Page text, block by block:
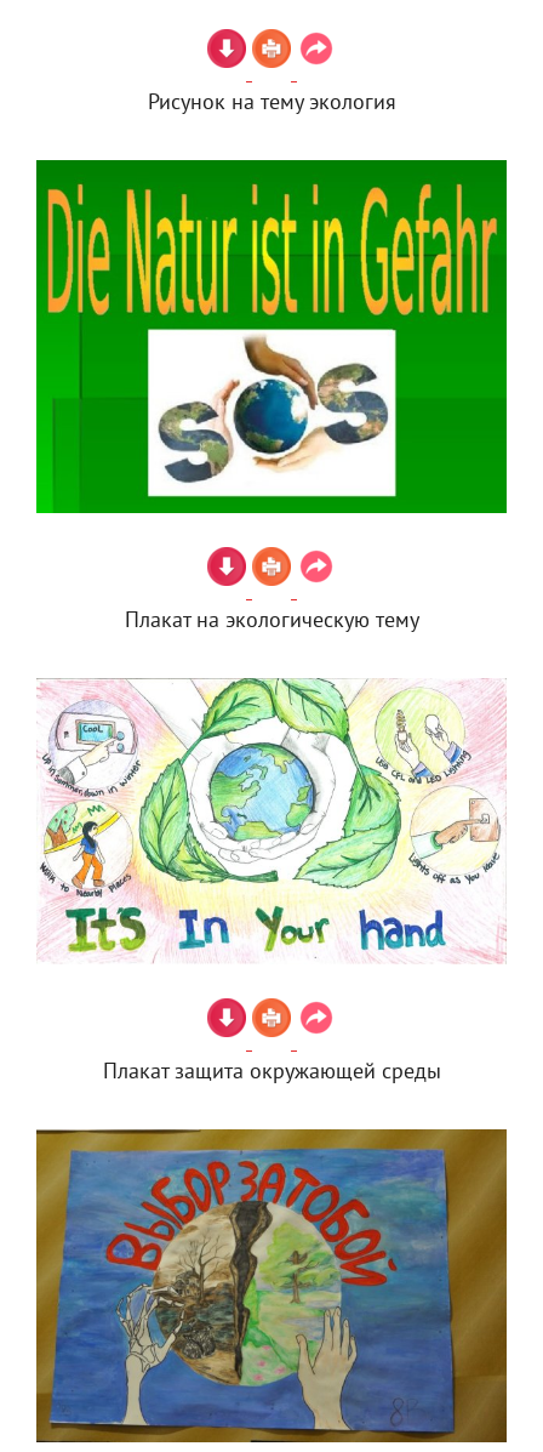
Рисунок на тему экология
Плакат на экологическую тему
Плакат защита окружающей среды